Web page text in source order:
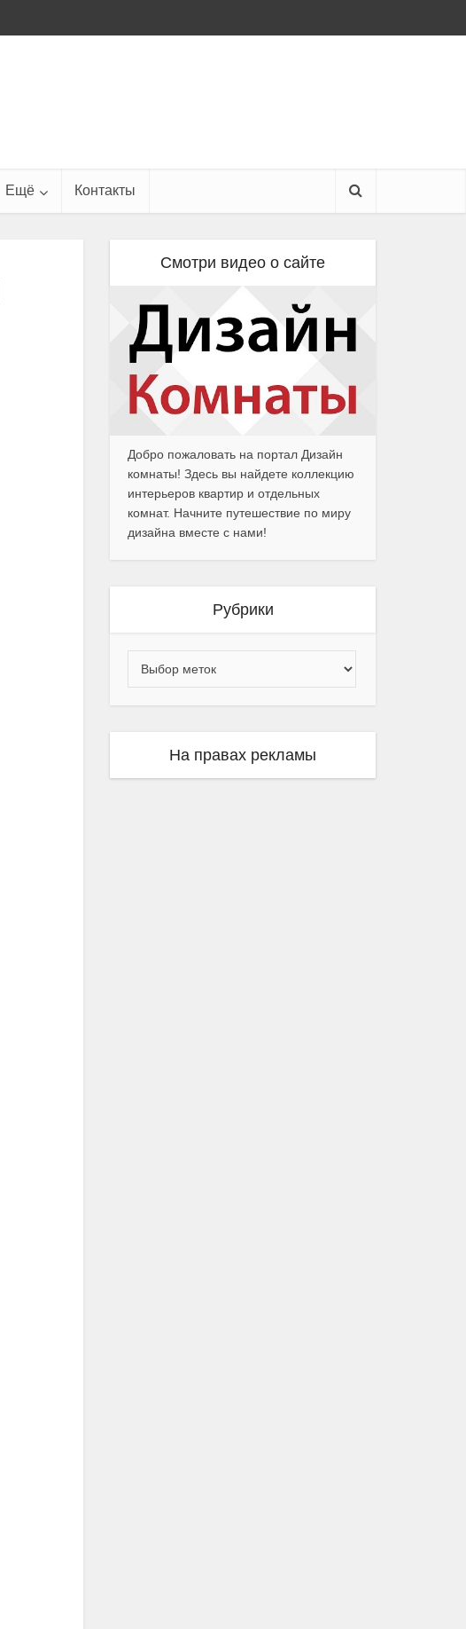
Ещё Контакты
Смотри видео о сайте
Добро пожаловать на портал Дизайн
комнаты! Здесь вы найдете коллекцию
интерьеров квартир и отдельных
комнат. Начните путешествие по миру
дизайна вместе с нами!
Рубрики
На правах рекламы